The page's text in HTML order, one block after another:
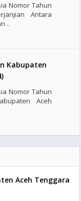
Nomor Tahun
Antara
..
Kabupaten
Nomor Tahun
Aceh
Aceh Tenggara